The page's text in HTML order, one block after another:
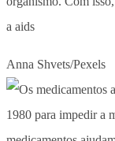
a aids
Anna Shvets/Pexels